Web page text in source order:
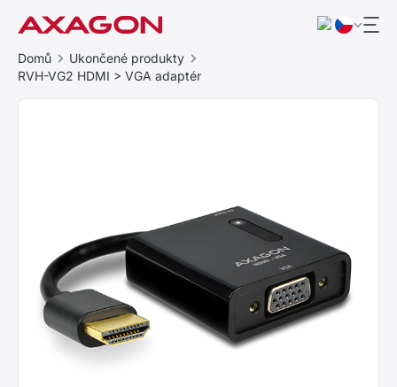
Domů
Ukončené produkty
RVH-VG2 HDMI > VGA adaptér